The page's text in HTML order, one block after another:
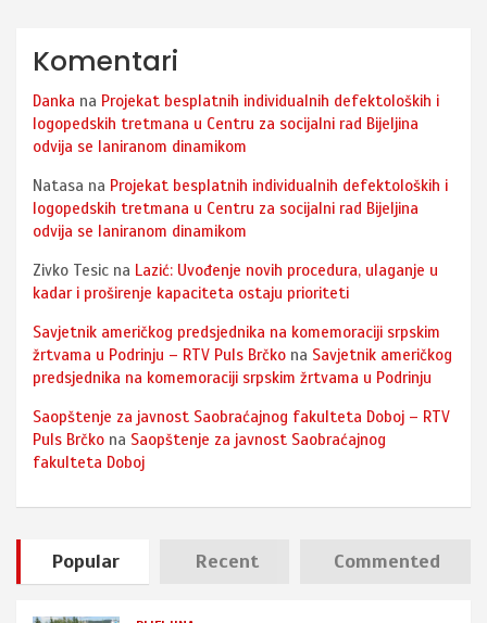
Komentari
Danka na Projekat besplatnih individualnih defektoloških i
logopedskih tretmana u Centru za socijalni rad Bijeljina
odvija se laniranom dinamikom
Natasa na Projekat besplatnih individualnih defektoloških i
logopedskih tretmana u Centru za socijalni rad Bijeljina
odvija se laniranom dinamikom
Zivko Tesic na Lazić: Uvođenje novih procedura, ulaganje u
kadar i proširenje kapaciteta ostaju prioriteti
Savjetnik američkog predsjednika na komemoraciji srpskim
žrtvama u Podrinju – RTV Puls Brčko na Savjetnik američkog
predsjednika na komemoraciji srpskim žrtvama u Podrinju
Saopštenje za javnost Saobraćajnog fakulteta Doboj – RTV
Puls Brčko na Saopštenje za javnost Saobraćajnog
fakulteta Doboj
Popular Recent Commented